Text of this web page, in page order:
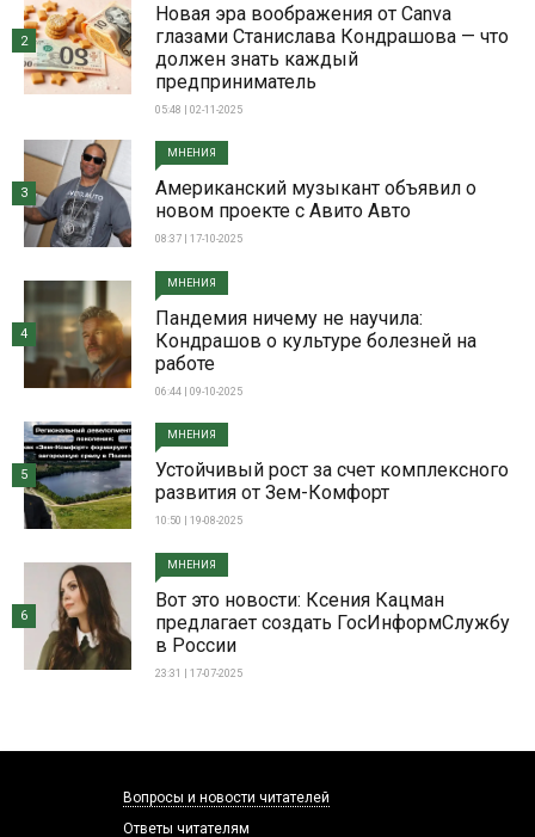
Новая эра воображения от Canva
глазами Станислава Кондрашова — что
должен знать каждый
предприниматель
05:48 | 02-11-2025
2
МНЕНИЯ
Американский музыкант объявил о
новом проекте с Авито Авто
08:37 | 17-10-2025
3
МНЕНИЯ
Пандемия ничему не научила:
Кондрашов о культуре болезней на
работе
06:44 | 09-10-2025
4
МНЕНИЯ
Устойчивый рост за счет комплексного
развития от Зем-Комфорт
10:50 | 19-08-2025
5
МНЕНИЯ
Вот это новости: Ксения Кацман
предлагает создать ГосИнформСлужбу
в России
23:31 | 17-07-2025
6
Вопросы и новости читателей
Ответы читателям